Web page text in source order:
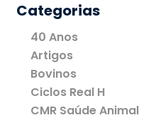
Categorias
40 Anos
Artigos
Bovinos
Ciclos Real H
CMR Saúde Animal